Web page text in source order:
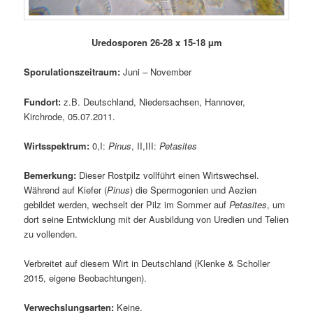
Uredosporen 26-28 x 15-18 µm
Sporulationszeitraum: Juni – November
Fundort:z.B. Deutschland, Niedersachsen, Hannover,
Kirchrode, 05.07.2011.
Wirtsspektrum: 0,I:Pinus, II,III:Petasites
Bemerkung: Dieser Rostpilz vollführt einen Wirtswechsel.
Während auf Kiefer (Pinus) die Spermogonien und Aezien
gebildet werden, wechselt der Pilz im Sommer aufPetasites, um
dort seine Entwicklung mit der Ausbildung von Uredien und Telien
zu vollenden.
Verbreitet auf diesem Wirt in Deutschland (Klenke & Scholler
2015, eigene Beobachtungen).
Verwechslungsarten: Keine.